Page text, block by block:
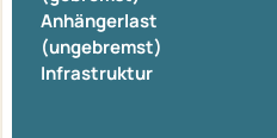
Anhängerlast
(ungebremst)
Infrastruktur